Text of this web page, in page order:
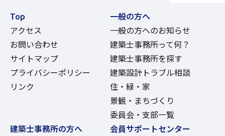
Top
アクセス
お問い合わせ
サイトマップ
プライバシーポリシー
リンク
一般の方へ
一般の方へのお知らせ
建築士事務所って何？
建築士事務所を探す
建築設計トラブル相談
住・緑・家
景観・まちづくり
委員会・支部一覧
建築士事務所の方へ
会員サポートセンター